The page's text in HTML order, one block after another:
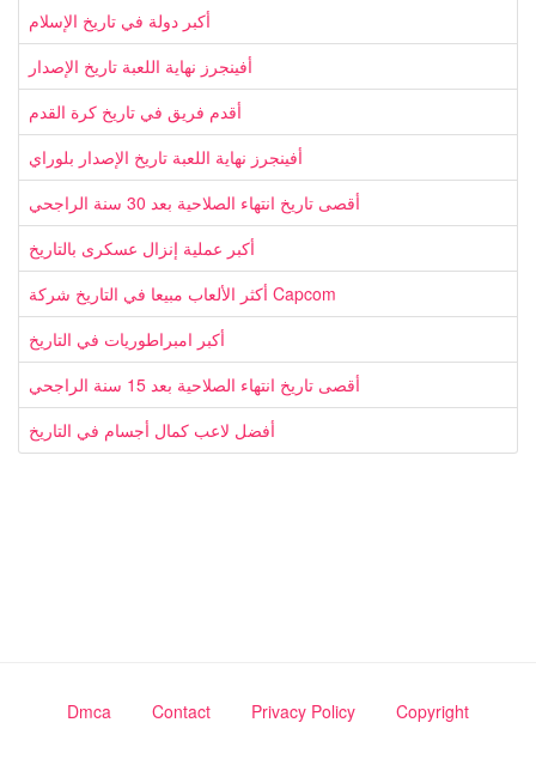
أكبر دولة في تاريخ الإسلام
أفينجرز نهاية اللعبة تاريخ الإصدار
أقدم فريق في تاريخ كرة القدم
أفينجرز نهاية اللعبة تاريخ الإصدار بلوراي
أقصى تاريخ انتهاء الصلاحية بعد 30 سنة الراجحي
أكبر عملية إنزال عسكرى بالتاريخ
أكثر الألعاب مبيعا في التاريخ شركة Capcom
أكبر امبراطوريات في التاريخ
أقصى تاريخ انتهاء الصلاحية بعد 15 سنة الراجحي
أفضل لاعب كمال أجسام في التاريخ
Dmca Contact Privacy Policy Copyright